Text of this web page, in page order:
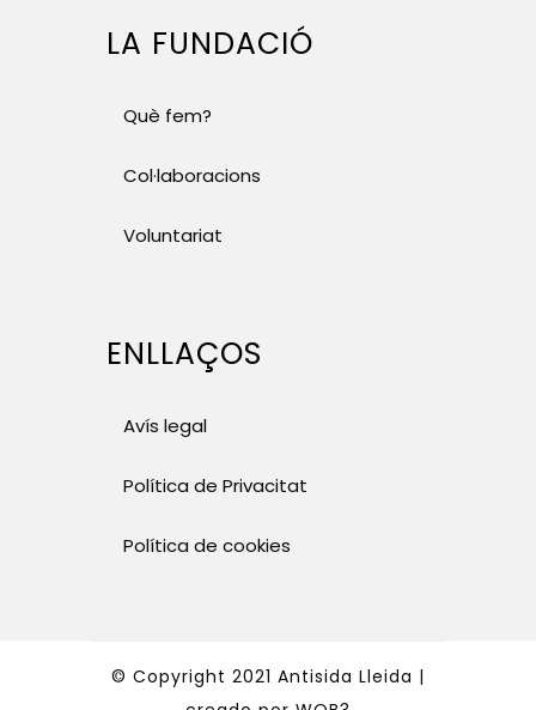
LA FUNDACIÓ
Què fem?
Col·laboracions
Voluntariat
ENLLAÇOS
Avís legal
Política de Privacitat
Política de cookies
© Copyright 2021 Antisida Lleida |